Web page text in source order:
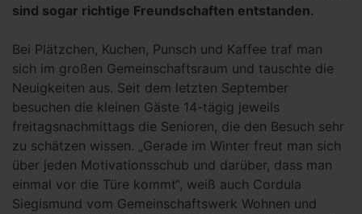
sind sogar richtige Freundschaften entstanden.
Bei Plätzchen, Kuchen, Punsch und Kaffee traf man
sich im großen Gemeinschaftsraum und tauschte die
Neuigkeiten aus. Seit dem letzten September
besuchen die kleinen Gäste 14-tägig jeweils
freitagsnachmittags die Senioren, die den Besuch sehr
zu schätzen wissen. „Gerade im Winter freut man sich
über jeden Motivationsschub und darüber, dass man
einmal vor die Türe kommt“, weiß auch Cordula
Siegismund vom Gemeinschaftswerk Wohnen und